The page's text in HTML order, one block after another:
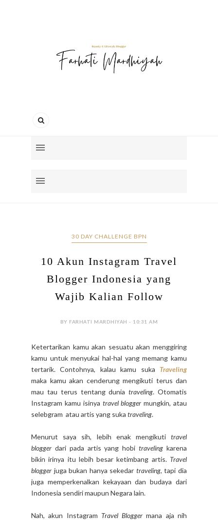
30 DAY CHALLENGE BPN
10 Akun Instagram Travel
Blogger Indonesia yang
Wajib Kalian Follow
BY FARHATI MARDHIYAH - 10:31 AM
Ketertarikan kamu akan sesuatu akan menggiring
kamu untuk menyukai hal-hal yang memang kamu
tertarik. Contohnya, kalau kamu suka Traveling
maka kamu akan cenderung mengikuti terus dan
mau tau terus tentang duniatraveling. Otomatis
Instagram kamu isinya travel blogger mungkin, atau
selebgram atau artis yang suka traveling.
Menurut saya sih, lebih enak mengikuti travel
blogger dari pada artis yang hobitraveling karena
bikin irinya itu lebih besar ketimbang artis. Travel
blogger juga bukan hanya sekedar traveling, tapi dia
juga memperkenalkan kekayaan dan budaya dari
Indonesia sendiri maupun Negara lain.
Nah, akun Instagram Travel Bloggermana aja nih